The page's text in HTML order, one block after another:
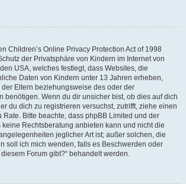
Children’s Online Privacy Protection Act of 1998
der Privatsphäre von Kindern im Internet von
USA, welches festlegt, dass Websites, die
Daten von Kindern unter 13 Jahren erheben,
Eltern beziehungsweise des oder der
benötigen. Wenn du dir unsicher bist, ob dies auf dich
du dich zu registrieren versuchst, zutrifft, ziehe einen
Rate. Bitte beachte, dass phpBB Limited und der
keine Rechtsberatung anbieten kann und nicht die
jeglicher Art ist; außer solchen, die
soll ich mich wenden, falls es Beschwerden oder
Forum gibt?“ behandelt werden.